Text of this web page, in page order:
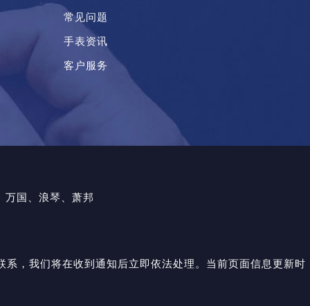
常见问题
手表资讯
客户服务
万国、浪琴、萧邦
，我们将在收到通知后立即依法处理。当前页面信息更新时